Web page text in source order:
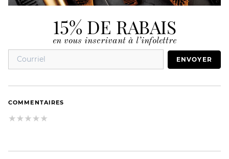
15% DE RABAIS
en vous inscrivant à l’infolettre
ENVOYER
COMMENTAIRES